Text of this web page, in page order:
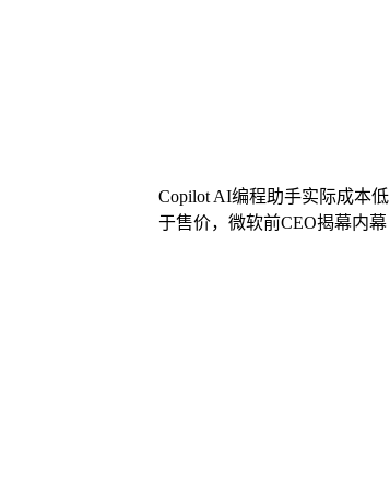
Copilot AI编程助手实际成本低
于售价，微软前CEO揭幕内幕